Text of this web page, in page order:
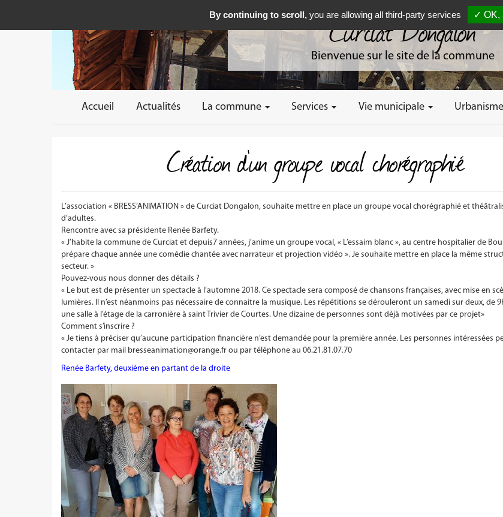
Curciat Dongalon
Bienvenue sur le site de la commune
Accueil Actualités La commune Services Vie municipale Urbanisme
Création d’un groupe vocal chorégraphié
L’association « BRESS’ANIMATION » de Curciat Dongalon, souhaite mettre en place un groupe vocal chorégraphié et
d’adultes.
Rencontre avec sa présidente Renée Barfety.
« J’habite la commune de Curciat et depuis7 années, j’anime un groupe vocal, « L’essaim blanc », au centre hospitalier de
prépare chaque année une comédie chantée avec narrateur et projection vidéo ». Je souhaite mettre en place la même
secteur. »
Pouvez-vous nous donner des détails ?
« Le but est de présenter un spectacle à l’automne 2018. Ce spectacle sera composé de chansons françaises, avec mise en
lumières. Il n’est néanmoins pas nécessaire de connaitre la musique. Les répétitions se dérouleront un samedi sur deux, de
une salle à l’étage de la carronière à saint Trivier de Courtes. Une dizaine de personnes sont déjà motivées par ce projet»
Comment s’inscrire ?
« Je tiens à préciser qu’aucune participation financière n’est demandée pour la première année. Les personnes intéressées
contacter par mail bresseanimation@orange.fr ou par téléphone au 06.21.81.07.70
Renée Barfety, deuxième en partant de la droite
By continuing to scroll, you are allowing all third-party services ✓ OK,